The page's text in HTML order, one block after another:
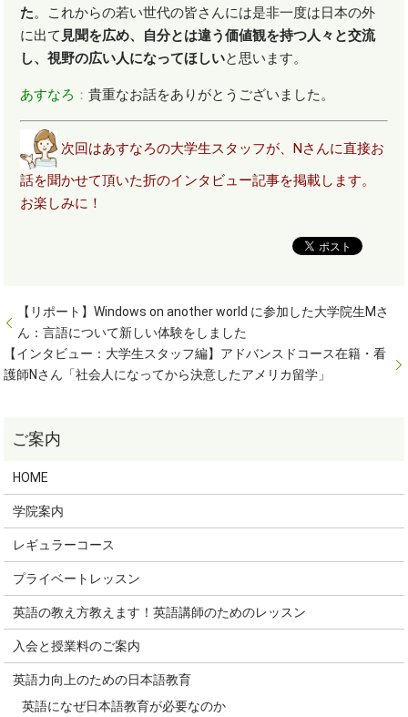
た。これからの若い世代の皆さんには是非一度は日本の外
に出て 見聞を広め、自分とは違う価値観を持つ人々と交流
し、視野の広い人になってほしいと思います。
あすなろ ：貴重なお話をありがとうございました。
次回はあすなろの大学生スタッフが、Nさんに直接お
話を聞かせて頂いた折のインタビュー記事を掲載します。
お楽しみに！
【リポート】Windows on another world に参加した大学院生Mさ
ん：言語について新しい体験をしました
【インタビュー：大学生スタッフ編】アドバンスドコース在籍・看
護師Nさん「社会人になってから決意したアメリカ留学」
HOME
学院案内
レギュラーコース
プライベートレッスン
英語の教え方教えます！英語講師のためのレッスン
入会と授業料のご案内
英語力向上のための日本語教育
英語になぜ日本語教育が必要なのか